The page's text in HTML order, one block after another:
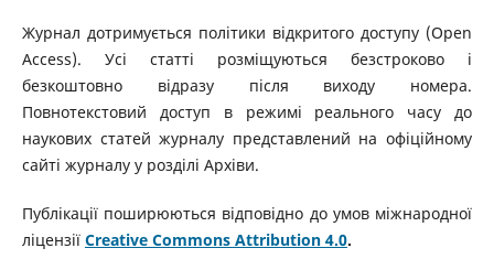
Журнал дотримується політики відкритого доступу (Open
Access). Усі статті розміщуються безстроково і
безкоштовно відразу після виходу номера.
Повнотекстовий доступ в режимі реального часу до
наукових статей журналу представлений на офіційному
сайті журналу у розділі Архіви.
Публікації поширюються відповідно до умов міжнародної
ліцензії Creative Commons Attribution 4.0.